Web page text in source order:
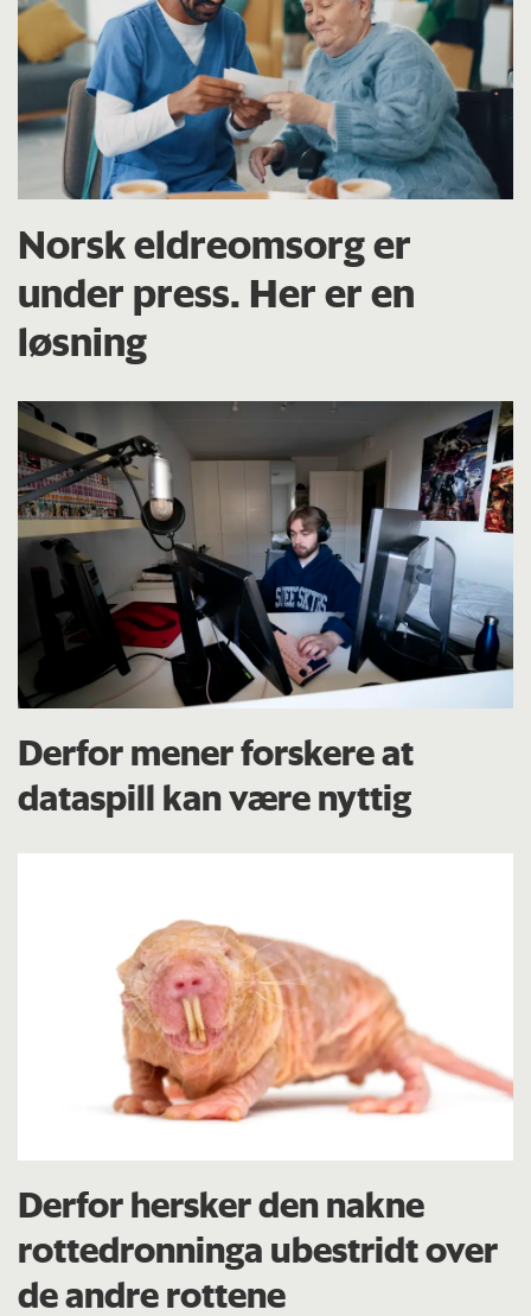
Norsk eldreomsorg er
under press. Her er en
løsning
Derfor mener forskere at
dataspill kan være nyttig
Derfor hersker den nakne
rottedronninga ubestridt over
de andre rottene